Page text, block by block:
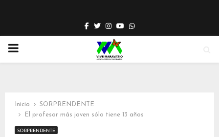
Facebook
TwitterInstagram
YoutubeWhatsapp
PRIMARY
Inicio
SORPRENDENTE
El profesor más joven sólo tiene 13 años
SORPRENDENTE